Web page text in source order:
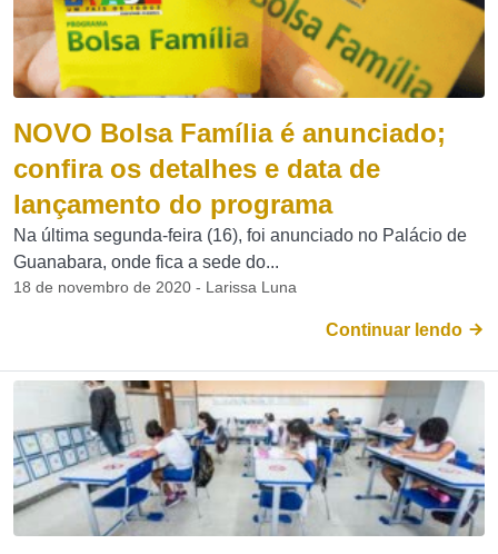
NOVO Bolsa Família é anunciado;
confira os detalhes e data de
lançamento do programa
Na última segunda-feira (16), foi anunciado no Palácio de
Guanabara, onde fica a sede do...
18 de novembro de 2020 - Larissa Luna
Continuar lendo